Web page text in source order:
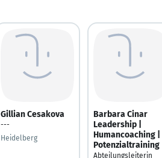
Gillian Cesakova
---
Heidelberg
Barbara Cinar
Leadership |
Humancoaching |
Potenzialtraining
Abteilungsleiterin